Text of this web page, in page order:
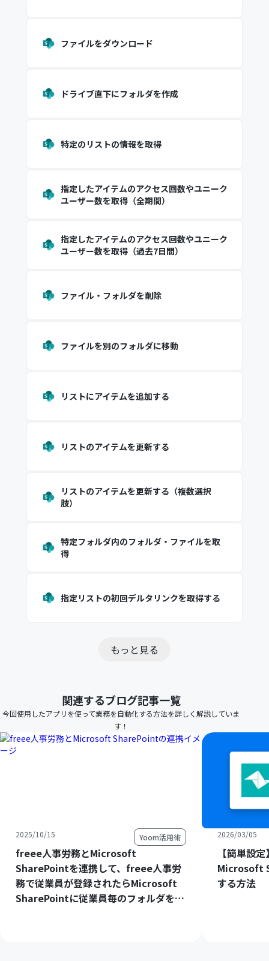
ファイルをダウンロード
ドライブ直下にフォルダを作成
特定のリストの情報を取得
指定したアイテムのアクセス回数やユニーク
ユーザー数を取得（全期間）
指定したアイテムのアクセス回数やユニーク
ユーザー数を取得（過去7日間）
ファイル・フォルダを削除
ファイルを別のフォルダに移動
リストにアイテムを追加する
リストのアイテムを更新する
リストのアイテムを更新する（複数選択
肢）
特定フォルダ内のフォルダ・ファイルを取
得
指定リストの初回デルタリンクを取得する
もっと見る
関連するブログ記事一覧
今回使用したアプリを使って業務を自動化する方法を詳しく解説していま
す！
2025/10/15 Yoom活用術
freee人事労務とMicrosoft
SharePointを連携して、freee人事労
務で従業員が登録されたらMicrosoft
SharePointに従業員毎のフォルダを作
2026/03/05
【簡単設
Microsoft
する方法